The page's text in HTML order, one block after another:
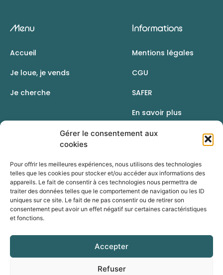
Gérer le consentement aux
cookies
Pour offrir les meilleures expériences, nous utilisons des technologies
telles que les cookies pour stocker et/ou accéder aux informations des
appareils. Le fait de consentir à ces technologies nous permettra de
traiter des données telles que le comportement de navigation ou les ID
uniques sur ce site. Le fait de ne pas consentir ou de retirer son
consentement peut avoir un effet négatif sur certaines caractéristiques
et fonctions.
Accepter
Refuser
Menu
Accueil
Je loue, je vends
Je cherche
Informations
Mentions légales
CGU
SAFER
En savoir plus
Contact
Une initiative de la Chambre d’agriculture du Rhône